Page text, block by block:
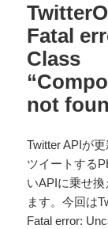
Fatal
Class
not
Twitter APIが
ツイートする
いAPIに乗せ
ます。今回は
Fatal error: